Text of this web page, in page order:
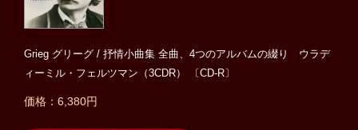
Grieg グリーグ / 抒情小曲集 全曲、4つのアルバムの綴り ウラデ
ィーミル・フェルツマン（3CDR） 〔CD-R〕
価格：6,380円